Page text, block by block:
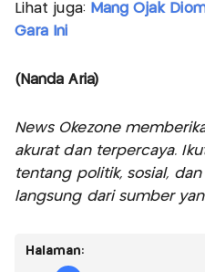
Lihat juga: Mang Ojak
Gara Ini
(Nanda Aria)
News Okezone
akurat dan terpercaya.
tentang politik, sosial,
langsung dari sumber
Halaman: